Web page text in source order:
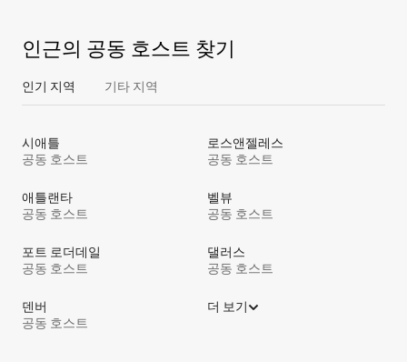
인근의 공동 호스트 찾기
인기 지역 기타 지역
시애틀
공동 호스트
로스앤젤레스
공동 호스트
애틀랜타
공동 호스트
벨뷰
공동 호스트
포트 로더데일
공동 호스트
댈러스
공동 호스트
덴버
공동 호스트
더 보기